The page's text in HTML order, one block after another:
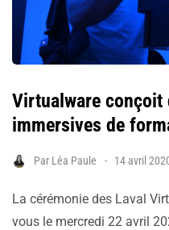
Virtualware conçoit
immersives de
Par Léa Paule 14 avril
La cérémonie des Laval
vous le mercredi 22 avril